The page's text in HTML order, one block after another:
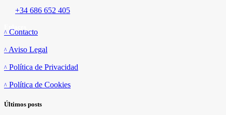
+34 686 652 405
Contacto
Aviso Legal
Política de Privacidad
Política de Cookies
Últimos posts